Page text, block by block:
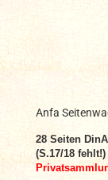
Anfa
28Seiten
(S.17/18 fehlt!)